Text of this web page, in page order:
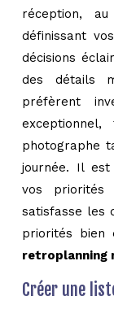
réception,
définissant
décisions
des détails
préfèrent
photographe
journée. Il
vos
satisfasse les
priorités bien
retroplanning
Créer une